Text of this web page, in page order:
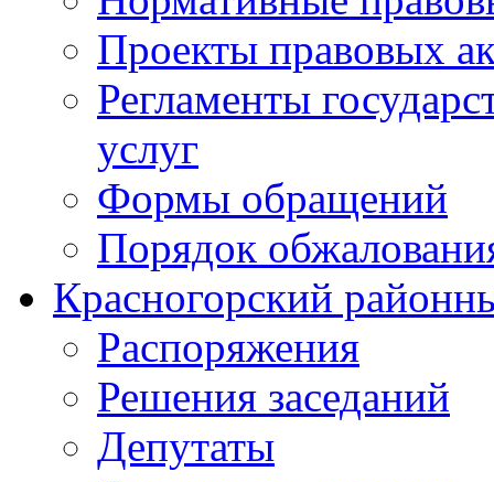
Проекты правовых
Регламенты
услуг
Формы обращений
Порядок
Красногорский
Распоряжения
Решения заседаний
Депутаты